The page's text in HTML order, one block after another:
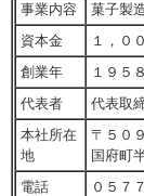
事業内容
菓子製
資本金
１，０
創業年
１９５
代表者
代表取
本社所在
地
〒５０
国府町
電話
０５７